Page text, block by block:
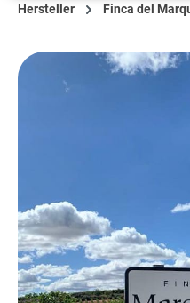
Hersteller Finca del